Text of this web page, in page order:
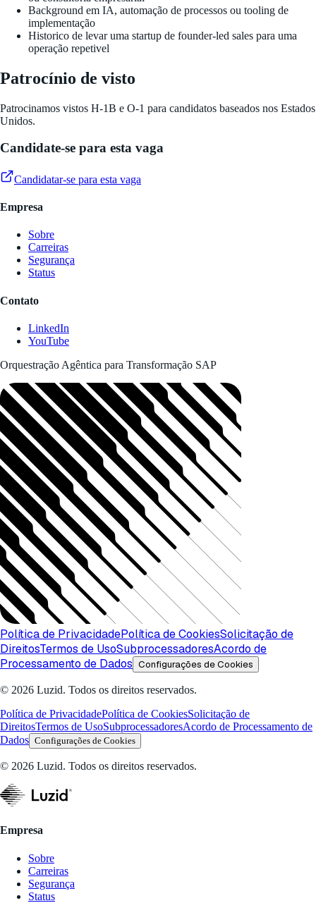
Background em IA, automação de processos ou tooling de
implementação
Historico de levar uma startup de founder-led sales para uma
operação repetivel
Patrocínio de visto
Patrocinamos vistos H-1B e O-1 para candidatos baseados nos Estados
Unidos.
Candidate-se para esta vaga
Candidatar-se para esta vaga
Empresa
Sobre
Carreiras
Segurança
Status
Contato
LinkedIn
YouTube
Orquestração Agêntica para Transformação SAP
Política de PrivacidadePolítica de CookiesSolicitação de
DireitosTermos de UsoSubprocessadoresAcordo de
Processamento de Dados Configurações de Cookies
© 2026 Luzid. Todos os direitos reservados.
Política de PrivacidadePolítica de CookiesSolicitação de
DireitosTermos de UsoSubprocessadoresAcordo de Processamento de
Dados Configurações de Cookies
© 2026 Luzid. Todos os direitos reservados.
Empresa
Sobre
Carreiras
Segurança
Status